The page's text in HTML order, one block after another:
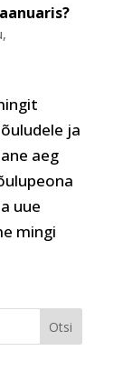
,
ja
aeg
uue
mingi